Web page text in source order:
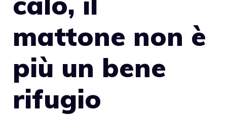
mattone non è
più un bene
rifugio